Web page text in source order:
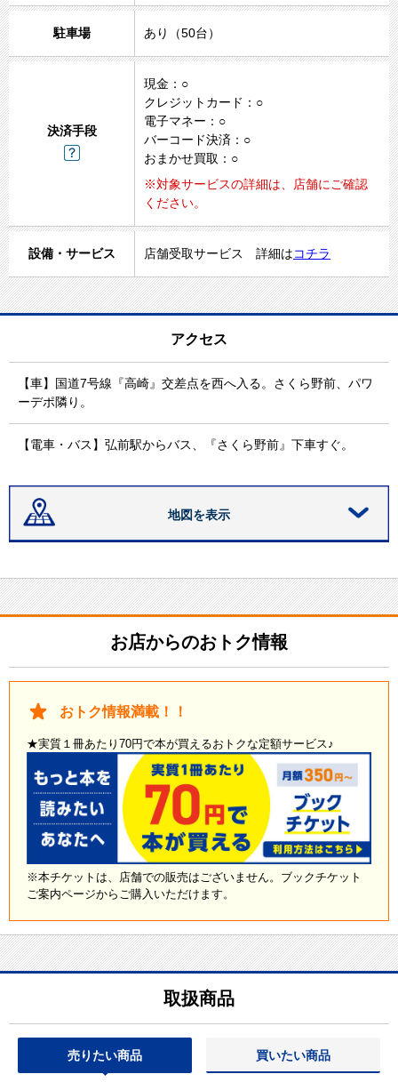
駐車場 あり（50台）
決済手段
現金：○
クレジットカード：○
電子マネー：○
バーコード決済：○
おまかせ買取：○
※対象サービスの詳細は、店舗にご確認
ください。
設備・サービス 店舗受取サービス 詳細はコチラ
アクセス
【車】国道7号線『高崎』交差点を西へ入る。さくら野前、パワ
ーデポ隣り。
【電車・バス】弘前駅からバス、『さくら野前』下車すぐ。
地図を表示
お店からのおトク情報
おトク情報満載！！
★実質１冊あたり70円で本が買えるおトクな定額サービス♪
※本チケットは、店舗での販売はございません。ブックチケット
ご案内ページからご購入いただけます。
取扱商品
売りたい商品 買いたい商品